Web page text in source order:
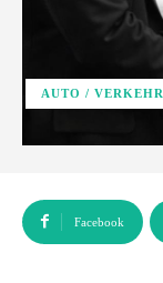
AUTO / VERKEHR
Facebook